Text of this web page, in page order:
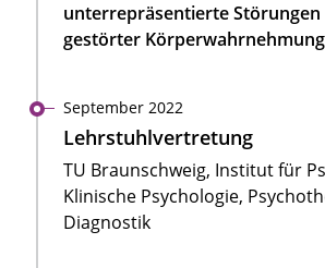
unterrepräsentierte
gestörter
September 2022
Lehrstuhlvertretung
TU Braunschweig, Institut für
Klinische Psychologie,
Diagnostik